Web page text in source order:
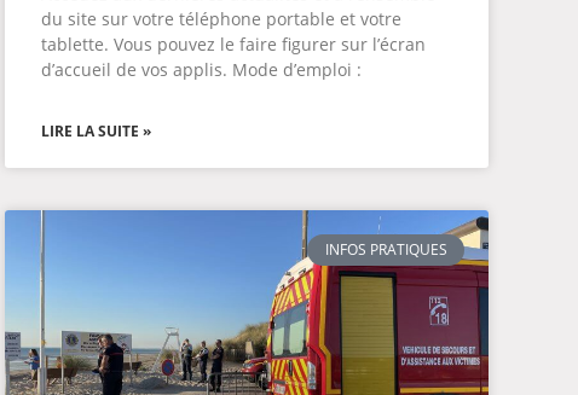
du site sur votre téléphone portable et votre
tablette. Vous pouvez le faire figurer sur l’écran
d’accueil de vos applis. Mode d’emploi :
LIRE LA SUITE »
INFOS PRATIQUES